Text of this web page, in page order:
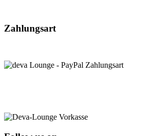
Zahlungsart